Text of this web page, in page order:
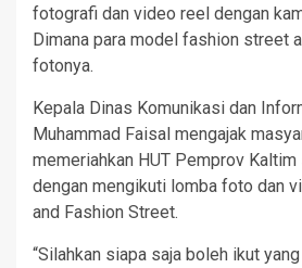
fotografi dan video reel dengan
Dimana para model fashion street
fotonya.
Kepala Dinas Komunikasi dan
Muhammad Faisal mengajak
memeriahkan HUT Pemprov Kaltim
dengan mengikuti lomba foto dan
and Fashion Street.
“Silahkan siapa saja boleh ikut